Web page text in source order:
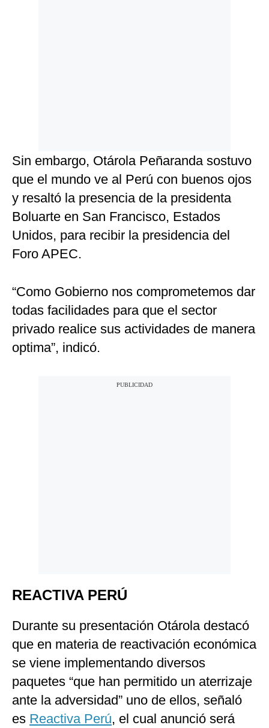
Sin embargo, Otárola Peñaranda sostuvo
que el mundo ve al Perú con buenos ojos
y resaltó la presencia de la presidenta
Boluarte en San Francisco, Estados
Unidos, para recibir la presidencia del
Foro APEC.
“Como Gobierno nos comprometemos dar
todas facilidades para que el sector
privado realice sus actividades de manera
optima”, indicó.
REACTIVA PERÚ
Durante su presentación Otárola destacó
que en materia de reactivación económica
se viene implementando diversos
paquetes “que han permitido un aterrizaje
ante la adversidad” uno de ellos, señaló
es Reactiva Perú, el cual anunció será